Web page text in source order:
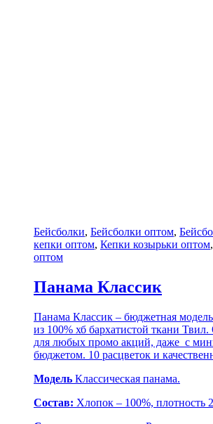
Бейсболки, Бейсболки оптом,
кепки оптом, Кепки козырьки оптом,
оптом
Панама Классик
Панама Классик – бюджетная
из 100% хб бархатистой ткани
для любых промо акций, даже с
бюджетом. 10 расцветок и
Модель Классическая панама.
Состав: Хлопок – 100%, плотность